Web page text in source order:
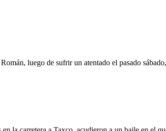
luego de sufrir un atentado el pasado